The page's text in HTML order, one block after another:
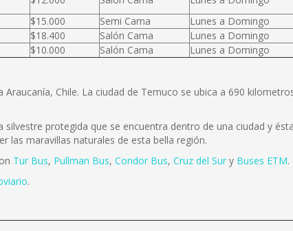
$15.000 Semi Cama Lunes a Domingo
$18.400 Salón Cama Lunes a Domingo
$10.000 Salón Cama Lunes a Domingo
Araucanía, Chile. La ciudad de Temuco se ubica a 690
protegida que se encuentra dentro de una ciudad y
las maravillas naturales de esta bella región.
Tur Bus, Pullman Bus, Condor Bus, Cruz del Sur y Buses ETM.
.